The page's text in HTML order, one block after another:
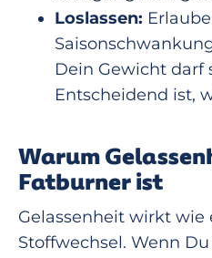
Loslassen:
Dein Gewicht darf
Entscheidend ist,
Warum
Fatburner ist
Gelassenheit wirkt wie
Stoffwechsel. Wenn